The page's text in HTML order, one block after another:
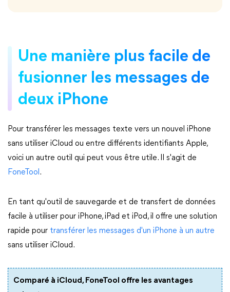
Une manière plus facile de
fusionner les messages de
deux iPhone
Pour transférer les messages texte vers un nouvel iPhone
sans utiliser iCloud ou entre différents identifiants Apple,
voici un autre outil qui peut vous être utile. Il s'agit de
FoneTool .
En tant qu'outil de sauvegarde et de transfert de données
facile à utiliser pour iPhone, iPad et iPod, il offre une solution
rapide pour transférer les messages d'un iPhone à un autre
sans utiliser iCloud.
Comparé à iCloud, FoneTool offre les avantages